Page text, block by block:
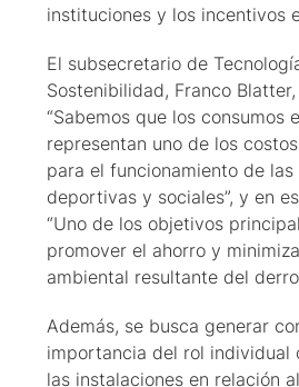
instituciones y los incentivos
El subsecretario de
Sostenibilidad, Franco
“Sabemos que los consumos
representan uno de los
para el funcionamiento de
deportivas y sociales”, y en
“Uno de los objetivos
promover el ahorro y
ambiental resultante del
Además, se busca generar
importancia del rol individual
las instalaciones en relación